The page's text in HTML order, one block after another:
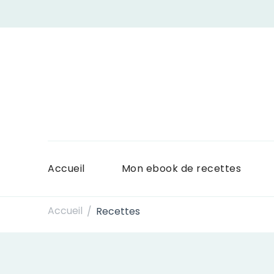
Accueil Mon ebook de recettes
Accueil / Recettes